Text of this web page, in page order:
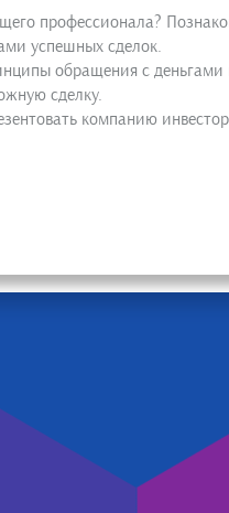
профессионала?
успешных сделок.
обращения с
сделку.
компанию